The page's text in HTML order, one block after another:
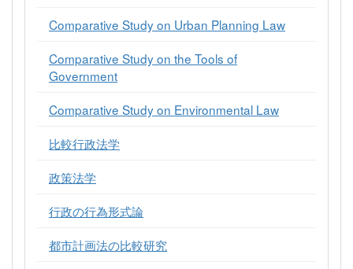
Comparative Study on Urban Planning Law
Comparative Study on the Tools of
Government
Comparative Study on Environmental Law
比較行政法学
政策法学
行政の行為形式論
都市計画法の比較研究